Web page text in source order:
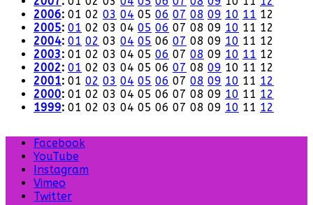
2006: 01 02 03 04 05 06 07 08 09 10 11 12
2005: 01 02 03 04 05 06 07 08 09 10 11 12
2004: 01 02 03 04 05 06 07 08 09 10 11 12
2003: 01 02 03 04 05 06 07 08 09 10 11 12
2002: 01 02 03 04 05 06 07 08 09 10 11 12
2001: 01 02 03 04 05 06 07 08 09 10 11 12
2000: 01 02 03 04 05 06 07 08 09 10 11 12
1999: 01 02 03 04 05 06 07 08 09 10 11 12
Facebook
YouTube
Instagram
Vimeo
Twitter